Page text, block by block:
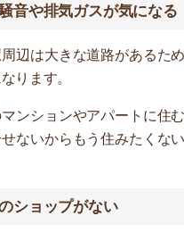
音や排気ガスが気になる
辺は大きな道路があるた
ります。
ンションやアパートに住
ないからもう住みたくな
ショップがない